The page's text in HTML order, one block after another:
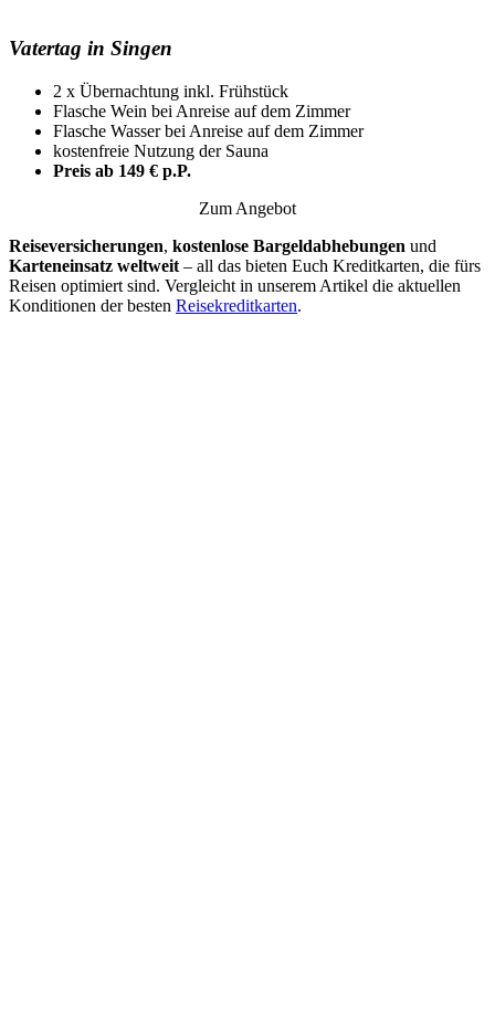
Vatertag in Singen
2 x Übernachtung inkl. Frühstück
Flasche Wein bei Anreise auf dem Zimmer
Flasche Wasser bei Anreise auf dem Zimmer
kostenfreie Nutzung der Sauna
Preis ab 149 € p.P.
Zum Angebot
Reiseversicherungen, kostenlose Bargeldabhebungen und
Karteneinsatz weltweit – all das bieten Euch Kreditkarten, die fürs
Reisen optimiert sind. Vergleicht in unserem Artikel die aktuellen
Konditionen der besten Reisekreditkarten.